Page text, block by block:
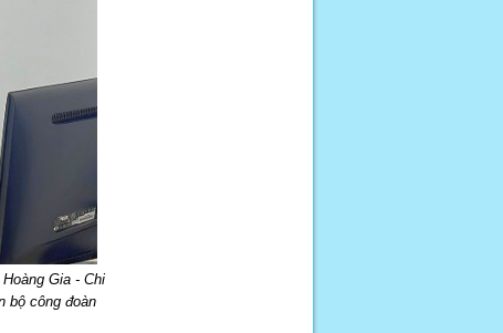
Gia - Chi
bộ công đoàn